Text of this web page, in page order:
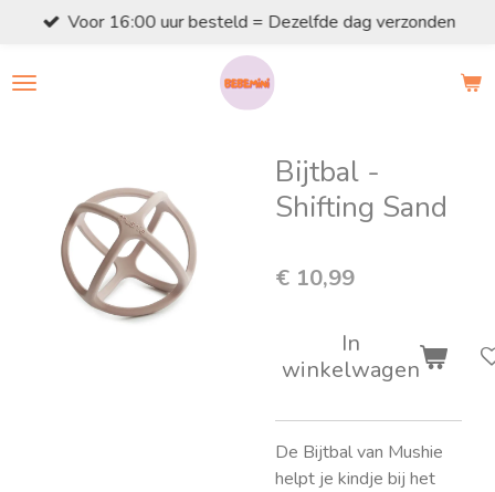
naar
Voor 16:00 uur besteld = Dezelfde dag verzonden
Bijtbal -
Shifting Sand
€ 10,99
In
winkelwagen
De Bijtbal van Mushie
helpt je kindje bij het